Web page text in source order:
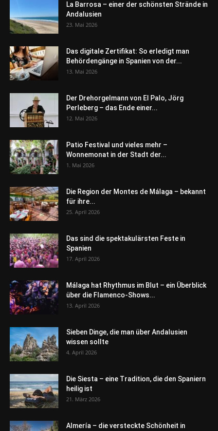
La Barrosa – einer der schönsten Strände in
Andalusien
23. Mai 2026
Das digitale Zertifikat: So erledigt man
Behördengänge in Spanien von der...
13. Mai 2026
Der Drehorgelmann von El Palo, Jörg
Perleberg – das Ende einer...
12. Mai 2026
Patio Festival und vieles mehr –
Wonnemonat in der Stadt der...
1. Mai 2026
Die Region der Montes de Málaga – bekannt
für ihre...
25. April 2026
Das sind die spektakulärsten Feste in
Spanien
17. April 2026
Málaga hat Rhythmus im Blut – ein Überblick
über die Flamenco-Shows...
13. April 2026
Sieben Dinge, die man über Andalusien
wissen sollte
4. April 2026
Die Siesta – eine Tradition, die den Spaniern
heilig ist
21. März 2026
Almería – die versteckte Schönheit in